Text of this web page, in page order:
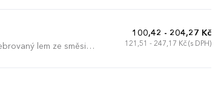
lem ze směsi
100,42 - 204,27 Kč
121,51 - 247,17 Kč (s DPH)